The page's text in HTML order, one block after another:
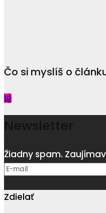
Čo si myslíš o
10
Žiadny spam.
Zdielať